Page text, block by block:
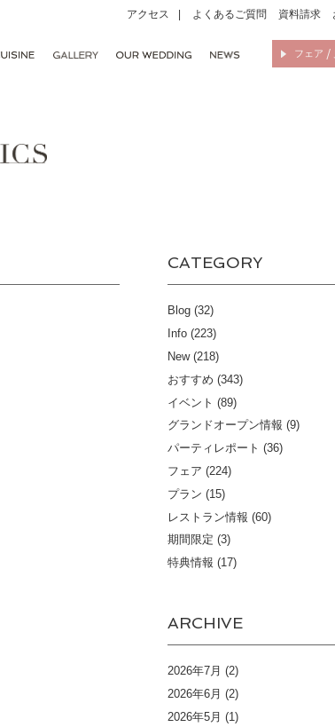
アクセス よくあるご質問 資料請求
フェア /
CATEGORY
Blog (32)
Info (223)
New(218)
おすすめ (343)
イベント (89)
グランドオープン情報 (9)
パーティレポート (36)
フェア (224)
プラン (15)
レストラン情報 (60)
期間限定 (3)
特典情報 (17)
ARCHIVE
2026年7月 (2)
2026年6月 (2)
2026年5月 (1)